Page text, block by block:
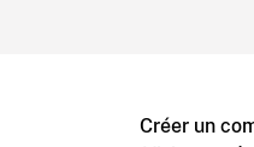
Créer un